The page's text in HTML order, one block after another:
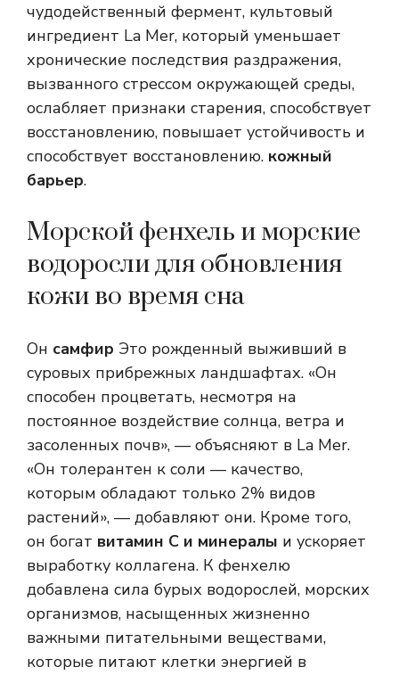
чудодейственный фермент, культовый
ингредиент La Mer, который уменьшает
хронические последствия раздражения,
вызванного стрессом окружающей среды,
ослабляет признаки старения, способствует
восстановлению, повышает устойчивость и
способствует восстановлению. кожный
барьер.
Морской фенхель и морские
водоросли для обновления
кожи во время сна
Он самфир Это рожденный выживший в
суровых прибрежных ландшафтах. «Он
способен процветать, несмотря на
постоянное воздействие солнца, ветра и
засоленных почв», — объясняют в La Mer.
«Он толерантен к соли — качество,
которым обладают только 2% видов
растений», — добавляют они. Кроме того,
он богат витамин С и минералы и ускоряет
выработку коллагена. К фенхелю
добавлена ​​сила бурых водорослей, морских
организмов, насыщенных жизненно
важными питательными веществами,
которые питают клетки энергией в